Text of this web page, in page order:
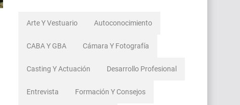
Arte Y Vestuario Autoconocimiento
CABA Y GBA Cámara Y Fotografía
Casting Y Actuación Desarrollo Profesional
Entrevista Formación Y Consejos